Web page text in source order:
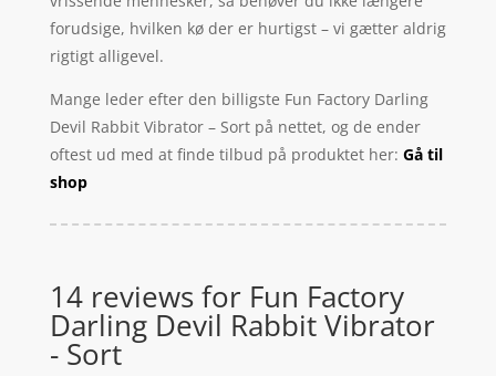
forudsige, hvilken kø der er hurtigst – vi gætter aldrig
rigtigt alligevel.
Mange leder efter den billigste Fun Factory Darling
Devil Rabbit Vibrator – Sort på nettet, og de ender
oftest ud med at finde tilbud på produktet her: Gå til
shop
14 reviews for Fun Factory
Darling Devil Rabbit Vibrator
- Sort